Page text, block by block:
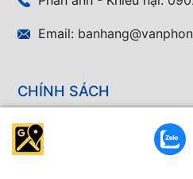
Email:
CHÍNH SÁCH
Chính Sách Bảo Mật